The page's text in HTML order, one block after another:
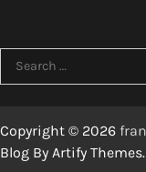
Search
for:
Copyright © 2026
Blog By Artify Themes.